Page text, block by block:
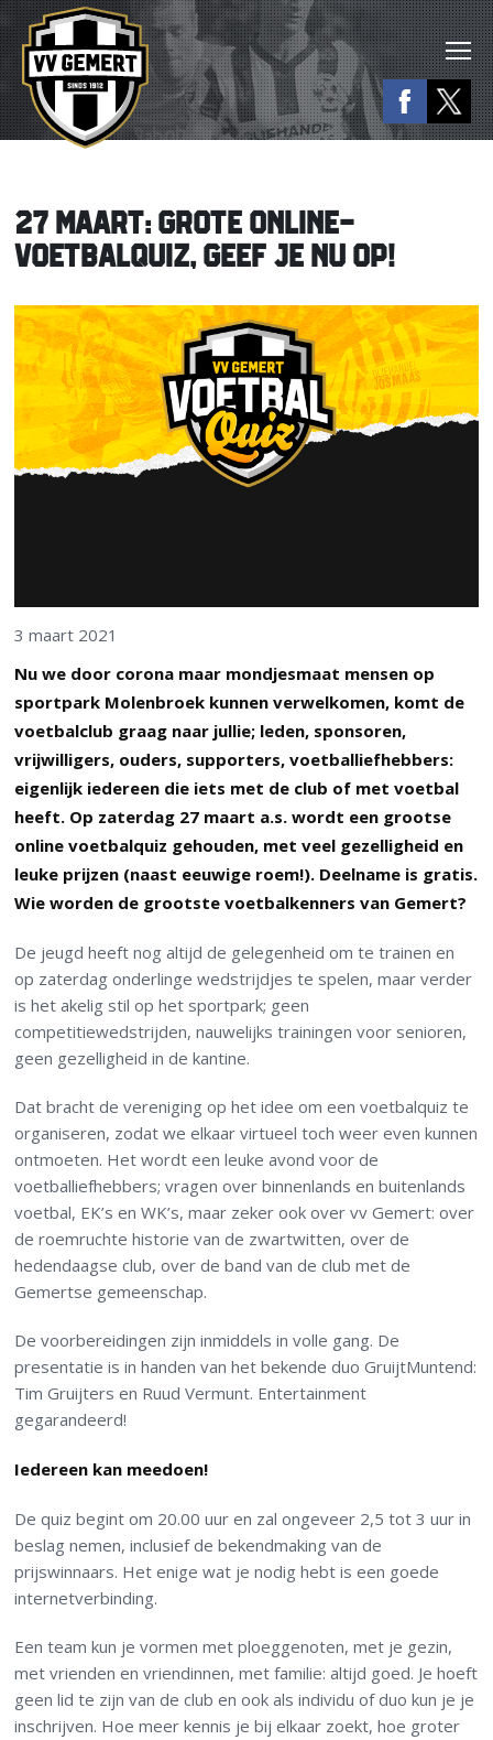
27 MAART: GROTE ONLINE-
VOETBALQUIZ, GEEF JE NU OP!
3 maart 2021
Nu we door corona maar mondjesmaat mensen op
sportpark Molenbroek kunnen verwelkomen, komt de
voetbalclub graag naar jullie; leden, sponsoren,
vrijwilligers, ouders, supporters, voetballiefhebbers:
eigenlijk iedereen die iets met de club of met voetbal
heeft. Op zaterdag 27 maart a.s. wordt een grootse
online voetbalquiz gehouden, met veel gezelligheid en
leuke prijzen (naast eeuwige roem!). Deelname is gratis.
Wie worden de grootste voetbalkenners van Gemert?
De jeugd heeft nog altijd de gelegenheid om te trainen en
op zaterdag onderlinge wedstrijdjes te spelen, maar verder
is het akelig stil op het sportpark; geen
competitiewedstrijden, nauwelijks trainingen voor senioren,
geen gezelligheid in de kantine.
Dat bracht de vereniging op het idee om een voetbalquiz te
organiseren, zodat we elkaar virtueel toch weer even kunnen
ontmoeten. Het wordt een leuke avond voor de
voetballiefhebbers; vragen over binnenlands en buitenlands
voetbal, EK’s en WK’s, maar zeker ook over vv Gemert: over
de roemruchte historie van de zwartwitten, over de
hedendaagse club, over de band van de club met de
Gemertse gemeenschap.
De voorbereidingen zijn inmiddels in volle gang. De
presentatie is in handen van het bekende duo GruijtMuntend:
Tim Gruijters en Ruud Vermunt. Entertainment
gegarandeerd!
Iedereen kan meedoen!
De quiz begint om 20.00 uur en zal ongeveer 2,5 tot 3 uur in
beslag nemen, inclusief de bekendmaking van de
prijswinnaars. Het enige wat je nodig hebt is een goede
internetverbinding.
Een team kun je vormen met ploeggenoten, met je gezin,
met vrienden en vriendinnen, met familie: altijd goed. Je hoeft
geen lid te zijn van de club en ook als individu of duo kun je je
inschrijven. Hoe meer kennis je bij elkaar zoekt, hoe groter